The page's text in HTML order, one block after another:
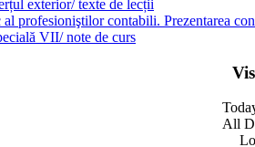
exterior/ texte de lecții
profesioniştilor contabili. Prezentarea
VII/ note de curs
All